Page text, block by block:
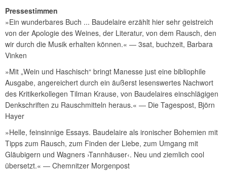
Pressestimmen
»Ein wunderbares Buch ... Baudelaire erzählt hier sehr geistreich
von der Apologie des Weines, der Literatur, von dem Rausch, den
wir durch die Musik erhalten können.« ― 3sat, buchzeit, Barbara
Vinken
»Mit „Wein und Haschisch“ bringt Manesse just eine bibliophile
Ausgabe, angereichert durch ein äußerst lesenswertes Nachwort
des Kritikerkollegen Tilman Krause, von Baudelaires einschlägigen
Denkschriften zu Rauschmitteln heraus.« ― Die Tagespost, Björn
Hayer
»Helle, feinsinnige Essays. Baudelaire als ironischer Bohemien mit
Tipps zum Rausch, zum Finden der Liebe, zum Umgang mit
Gläubigern und Wagners ›Tannhäuser‹. Neu und ziemlich cool
übersetzt.« ― Chemnitzer Morgenpost